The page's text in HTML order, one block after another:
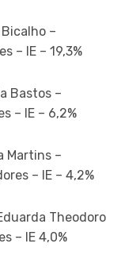
–
– IE – 19,3%
Bastos –
– IE – 6,2%
Martins –
– IE – 4,2%
Theodoro
– IE 4,0%